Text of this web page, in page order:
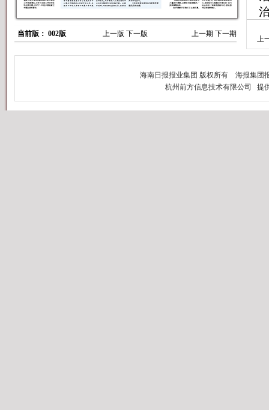
当前版： 002版 上一版 下一版 上一期 下一期
上